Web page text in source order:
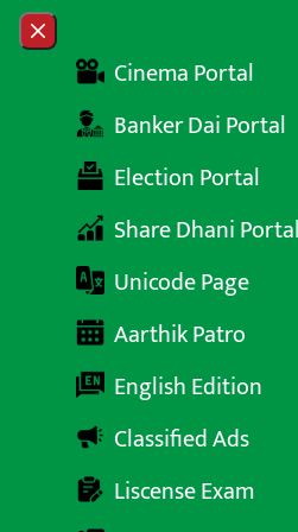
Skip to content
Close menu
Cinema Portal
Banker Dai Portal
Election Portal
Share Dhani Portal
Unicode Page
Aarthik Patro
English Edition
Classified Ads
Liscense Exam
सबै समाचारबेथिति मुर्दाबादबैंकिङ विशेष
दुई
निर्माण
रद्द गर्ने